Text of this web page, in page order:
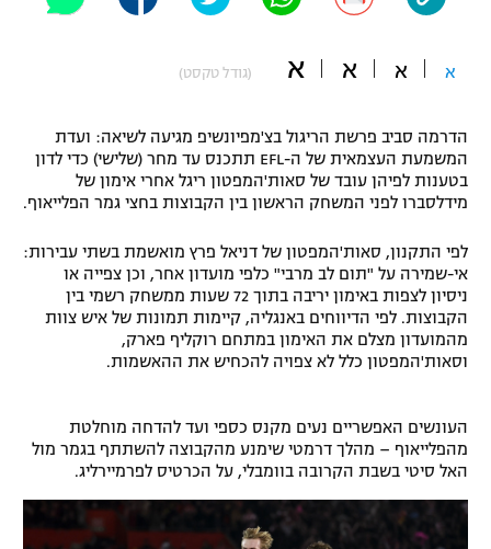
תקנון משתתפים וזוכים בפרסים
תקנון עבור פעילות ספורט 1 – "מרלן"
טניס
גיימינג E-Sports
תנאי שימוש
תקנון פעילות ספורט 1
רשיון להקרנה פומבית לבית עסק
כדורמים
פוטבול אמריקאי NFL
בייסבול MLB
ספורט אתגרי ואקסטרים
אומנויות לחימה
א א א א (גודל טקסט)
הדרמה סביב פרשת הריגול בצ'מפיונשיפ מגיעה לשיאה: ועדת
המשמעת העצמאית של ה-EFL תתכנס עד מחר (שלישי) כדי לדון
בטענות לפיהן עובד של סאות'המפטון ריגל אחרי אימון של
מידלסברו לפני המשחק הראשון בין הקבוצות בחצי גמר הפלייאוף.
לפי התקנון, סאות'המפטון של דניאל פרץ מואשמת בשתי עבירות:
אי-שמירה על "תום לב מרבי" כלפי מועדון אחר, וכן צפייה או
ניסיון לצפות באימון יריבה בתוך 72 שעות ממשחק רשמי בין
הקבוצות. לפי הדיווחים באנגליה, קיימות תמונות של איש צוות
מהמועדון מצלם את האימון במתחם רוקליף פארק,
וסאות'המפטון כלל לא צפויה להכחיש את ההאשמות.
העונשים האפשריים נעים מקנס כספי ועד להדחה מוחלטת
מהפלייאוף – מהלך דרמטי שימנע מהקבוצה להשתתף בגמר מול
האל סיטי בשבת הקרובה בוומבלי, על הכרטיס לפרמיירליג.